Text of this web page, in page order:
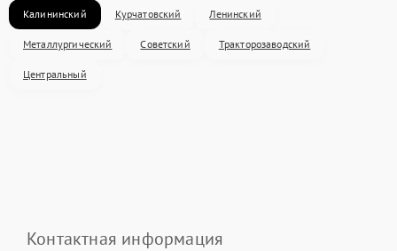
Калининский Курчатовский Ленинский
Металлургический Советский Тракторозаводский
Центральный
Контактная информация